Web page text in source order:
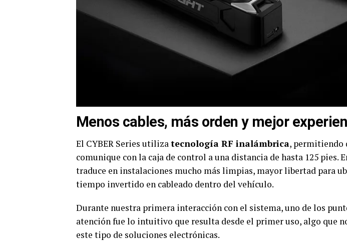
Menos cables, más orden y mejor
El CYBER Series utilizatecnología RF inalámbrica, permitiendo
comunique con la caja de control a una distancia de hasta 125 pies.
traduce en instalaciones mucho más limpias, mayor libertad para
tiempo invertido en cableado dentro del vehículo.
Durante nuestra primera interacción con el sistema, uno de los
atención fue lo intuitivo que resulta desde el primer uso, algo que
este tipo de soluciones electrónicas.